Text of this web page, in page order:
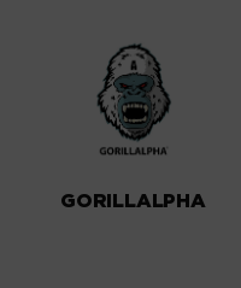
GORILLALPHA